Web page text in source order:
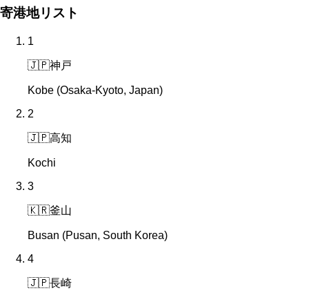
寄港地リスト
1
🇯🇵神戸
Kobe (Osaka-Kyoto, Japan)
2
🇯🇵高知
Kochi
3
🇰🇷釜山
Busan (Pusan, South Korea)
4
🇯🇵長崎